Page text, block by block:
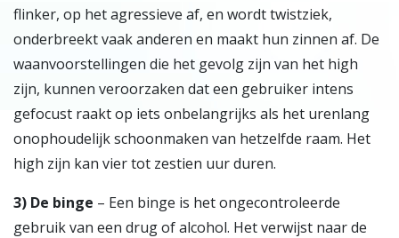
flinker, op het agressieve af, en wordt twistziek,
onderbreekt vaak anderen en maakt hun zinnen af. De
waanvoorstellingen die het gevolg zijn van het high
zijn, kunnen veroorzaken dat een gebruiker intens
gefocust raakt op iets onbelangrijks als het urenlang
onophoudelijk schoonmaken van hetzelfde raam. Het
high zijn kan vier tot zestien uur duren.
3) De binge – Een binge is het ongecontroleerde
gebruik van een drug of alcohol. Het verwijst naar de